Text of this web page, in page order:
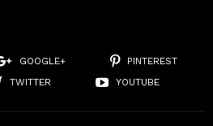
GOOGLE+
PINTEREST
TWITTER YOUTUBE